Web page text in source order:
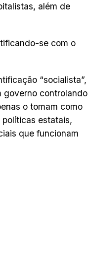
além de
se com o
“socialista”,
governo controlando
o tomam como
estatais,
que funcionam